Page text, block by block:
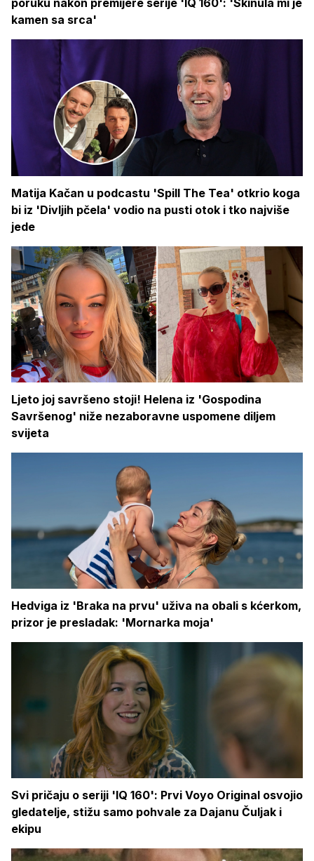
poruku nakon premijere serije 'IQ 160': 'Skinula mi je
kamen sa srca'
Matija Kačan u podcastu 'Spill The Tea' otkrio koga
bi iz 'Divljih pčela' vodio na pusti otok i tko najviše
jede
Ljeto joj savršeno stoji! Helena iz 'Gospodina
Savršenog' niže nezaboravne uspomene diljem
svijeta
Hedviga iz 'Braka na prvu' uživa na obali s kćerkom,
prizor je presladak: 'Mornarka moja'
Svi pričaju o seriji 'IQ 160': Prvi Voyo Original osvojio
gledatelje, stižu samo pohvale za Dajanu Čuljak i
ekipu